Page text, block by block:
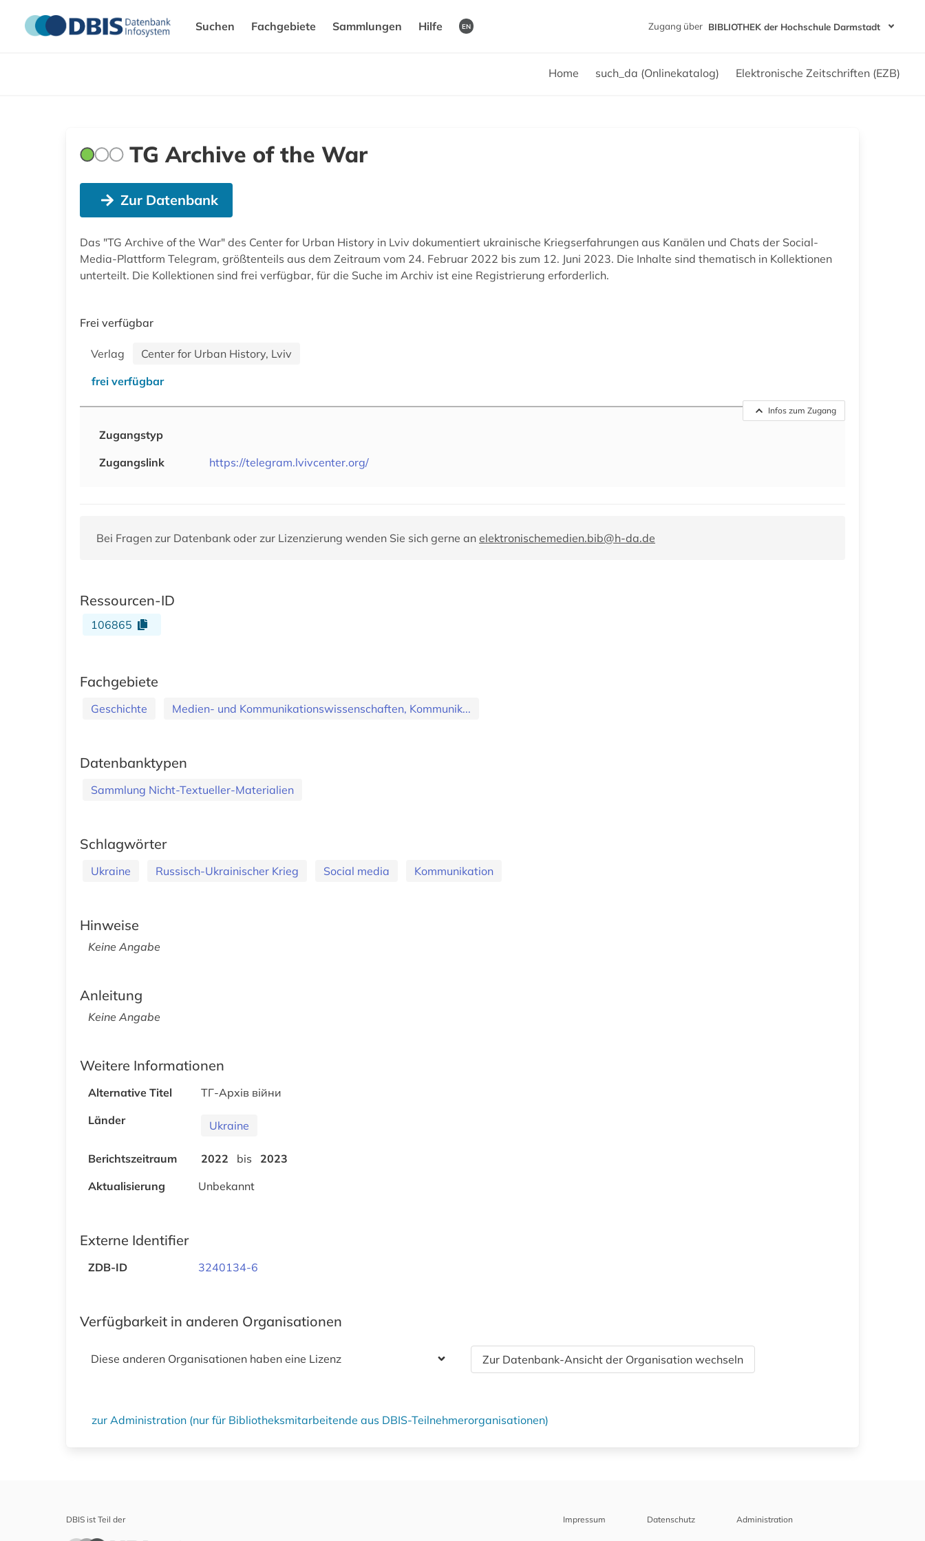
Suchen Fachgebiete Sammlungen Hilfe EN Zugang über BIBLIOTHEK der Hochschule Darmstadt
Home such_da (Onlinekatalog) Elektronische Zeitschriften (EZB)
TG Archive of the War
Zur Datenbank
Das "TG Archive of the War" des Center for Urban History in Lviv dokumentiert ukrainische Kriegserfahrungen aus Kanälen und Chats der Social-
Media-Plattform Telegram, größtenteils aus dem Zeitraum vom 24. Februar 2022 bis zum 12. Juni 2023. Die Inhalte sind thematisch in Kollektionen
unterteilt. Die Kollektionen sind frei verfügbar, für die Suche im Archiv ist eine Registrierung erforderlich.
Frei verfügbar
Verlag
Center for Urban History, Lviv
frei verfügbar
Infos zum Zugang
Zugangstyp
Zugangslink
https://telegram.lvivcenter.org/
Bei Fragen zur Datenbank oder zur Lizenzierung wenden Sie sich gerne an elektronischemedien.bib@h-da.de
Ressourcen-ID
106865
Fachgebiete
Geschichte Medien- und Kommunikationswissenschaften, Kommunik...
Datenbanktypen
Sammlung Nicht-Textueller-Materialien
Schlagwörter
Ukraine Russisch-Ukrainischer Krieg Social media Kommunikation
Hinweise
Keine Angabe
Anleitung
Keine Angabe
Weitere Informationen
Alternative Titel
ТГ-Архів війни
Länder
Ukraine
Berichtszeitraum 2022 bis
2023
Aktualisierung
Unbekannt
Externe Identifier
ZDB-ID 3240134-6
Verfügbarkeit in anderen Organisationen
Diese anderen Organisationen haben eine Lizenz Zur Datenbank-Ansicht der Organisation wechseln
zur Administration (nur für Bibliotheksmitarbeitende aus DBIS-Teilnehmerorganisationen)
DBIS ist Teil der Impressum Datenschutz Administration